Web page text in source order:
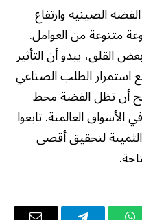
الصينية وارتفاع
متنوعة من العوامل.
القلق، يبدو أن التأثير
استمرار الطلب الصناعي
أن تظل الفضة محط
الأسواق العالمية. تابعوا
لتحقيق أقصى